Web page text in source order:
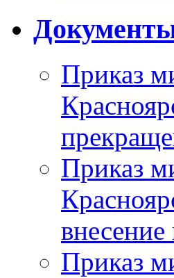
Приказ
Приказ
Приказ